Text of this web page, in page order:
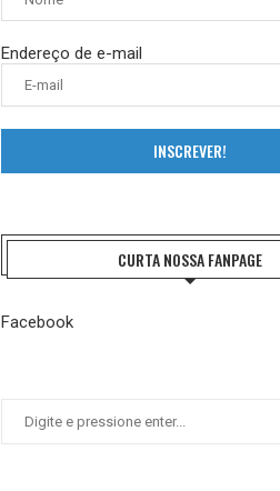
Endereço de e-mail
INSCREVER!
CURTA NOSSA FANPAGE
Facebook